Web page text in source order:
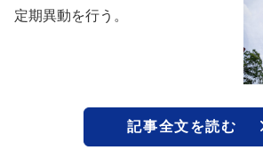
定期異動を行う。
記事全文を読む